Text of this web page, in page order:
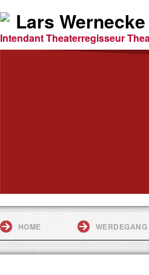
Lars Wernecke
Intendant Theaterregisseur
HOME WERDEGANG